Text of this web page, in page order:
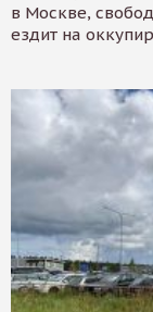
в Москве,
ездит на